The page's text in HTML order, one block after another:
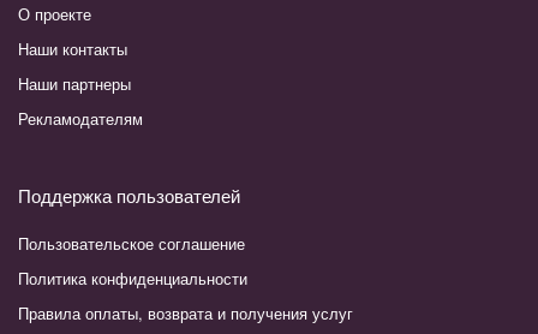
О проекте
Наши контакты
Наши партнеры
Рекламодателям
Поддержка пользователей
Пользовательское соглашение
Политика конфиденциальности
Правила оплаты, возврата и получения услуг